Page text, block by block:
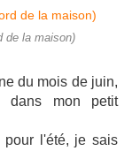
de la maison)
du mois de juin,
dans mon petit
pour l'été, je sais